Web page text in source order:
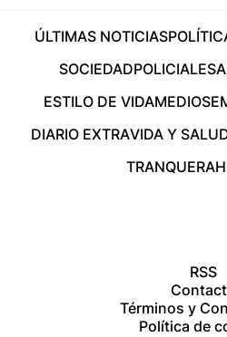
ÚLTIMAS NOTICIAS
SOCIEDADPOLICIALES
ESTILO DE VIDAMEDIOS
DIARIO EXTRAVIDA Y
TRANQUERA
RSS
Términos y
Política de